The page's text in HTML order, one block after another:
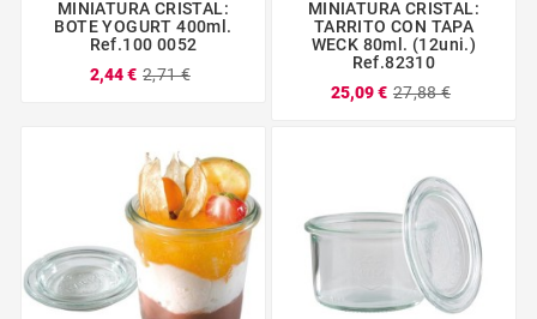
MINIATURA CRISTAL:
BOTE YOGURT 400ml.
Ref.100 0052
2,44 € 2,71 €
MINIATURA CRISTAL:
TARRITO CON TAPA
WECK 80ml. (12uni.)
Ref.82310
25,09 € 27,88 €